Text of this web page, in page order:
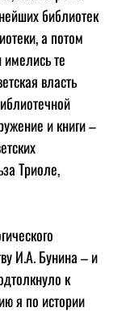
библиотек
а потом
те
власть
и книги –
Триоле,
И.А. Бунина – и
к
я по истории